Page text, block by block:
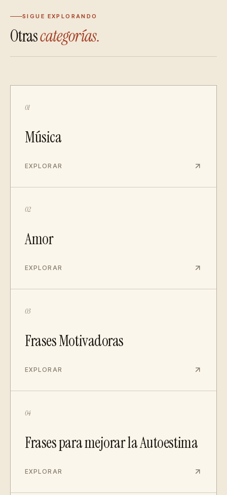
SIGUE EXPLORANDO
Otrascategorías.
01
Música
EXPLORAR
02
Amor
EXPLORAR
03
Frases Motivadoras
EXPLORAR
04
Frases para mejorar la Autoestima
EXPLORAR